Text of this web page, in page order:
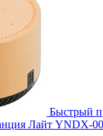
Быстрый
Лайт YNDX-